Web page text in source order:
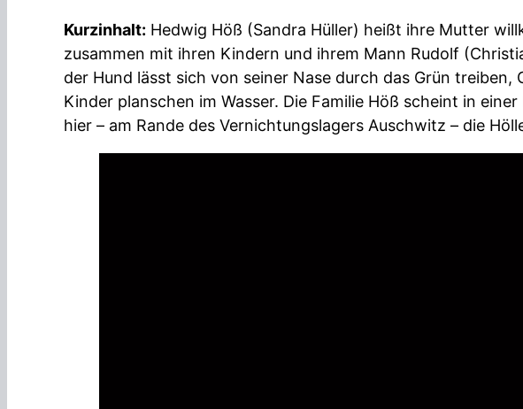
Kurzinhalt: Hedwig Höß (Sandra Hüller) heißt ihre Mutter
zusammen mit ihren Kindern und ihrem Mann Rudolf
der Hund lässt sich von seiner Nase durch das Grün
Kinder planschen im Wasser. Die Familie Höß scheint in
hier – am Rande des Vernichtungslagers Auschwitz – die